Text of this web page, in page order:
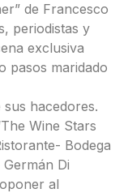
de Francesco
periodistas y
exclusiva
pasos maridado
hacedores.
Wine Stars
Bodega
Di
al